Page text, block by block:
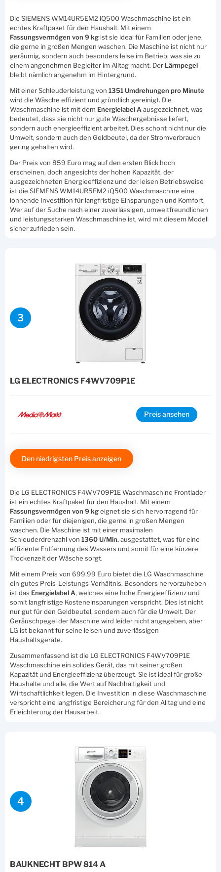
Die SIEMENS WM14UR5EM2 iQ500 Waschmaschine ist ein
echtes Kraftpaket für den Haushalt. Mit einem
Fassungsvermögen von 9 kg ist sie ideal für Familien oder jene,
die gerne in großen Mengen waschen. Die Maschine ist nicht nur
geräumig, sondern auch besonders leise im Betrieb, was sie zu
einem angenehmen Begleiter im Alltag macht. Der Lärmpegel
bleibt nämlich angenehm im Hintergrund.
Mit einer Schleuderleistung von 1351 Umdrehungen pro Minute
wird die Wäsche effizient und gründlich gereinigt. Die
Waschmaschine ist mit dem Energielabel A ausgezeichnet, was
bedeutet, dass sie nicht nur gute Waschergebnisse liefert,
sondern auch energieeffizient arbeitet. Dies schont nicht nur die
Umwelt, sondern auch den Geldbeutel, da der Stromverbrauch
gering gehalten wird.
Der Preis von 859 Euro mag auf den ersten Blick hoch
erscheinen, doch angesichts der hohen Kapazität, der
ausgezeichneten Energieeffizienz und der leisen Betriebsweise
ist die SIEMENS WM14UR5EM2 iQ500 Waschmaschine eine
lohnende Investition für langfristige Einsparungen und Komfort.
Wer auf der Suche nach einer zuverlässigen, umweltfreundlichen
und leistungsstarken Waschmaschine ist, wird mit diesem Modell
sicher zufrieden sein.
3
LG ELECTRONICS F4WV709P1E
Preis ansehen
Den niedrigsten Preis anzeigen
Die LG ELECTRONICS F4WV709P1E Waschmaschine Frontlader
ist ein echtes Kraftpaket für den Haushalt. Mit einem
Fassungsvermögen von 9 kgeignet sie sich hervorragend für
Familien oder für diejenigen, die gerne in großen Mengen
waschen. Die Maschine ist mit einer maximalen
Schleuderdrehzahl von 1360 U/Min.ausgestattet, was für eine
effiziente Entfernung des Wassers und somit für eine kürzere
Trockenzeit der Wäsche sorgt.
Mit einem Preis von 699,99 Euro bietet die LG Waschmaschine
ein gutes Preis-Leistungs-Verhältnis. Besonders hervorzuheben
ist das Energielabel A, welches eine hohe Energieeffizienz und
somit langfristige Kosteneinsparungen verspricht. Dies ist nicht
nur gut für den Geldbeutel, sondern auch für die Umwelt. Der
Geräuschpegel der Maschine wird leider nicht angegeben, aber
LG ist bekannt für seine leisen und zuverlässigen
Haushaltsgeräte.
Zusammenfassend ist die LG ELECTRONICS F4WV709P1E
Waschmaschine ein solides Gerät, das mit seiner großen
Kapazität und Energieeffizienz überzeugt. Sie ist ideal für große
Haushalte und alle, die Wert auf Nachhaltigkeit und
Wirtschaftlichkeit legen. Die Investition in diese Waschmaschine
verspricht eine langfristige Bereicherung für den Alltag und eine
Erleichterung der Hausarbeit.
4
BAUKNECHT BPW 814 A